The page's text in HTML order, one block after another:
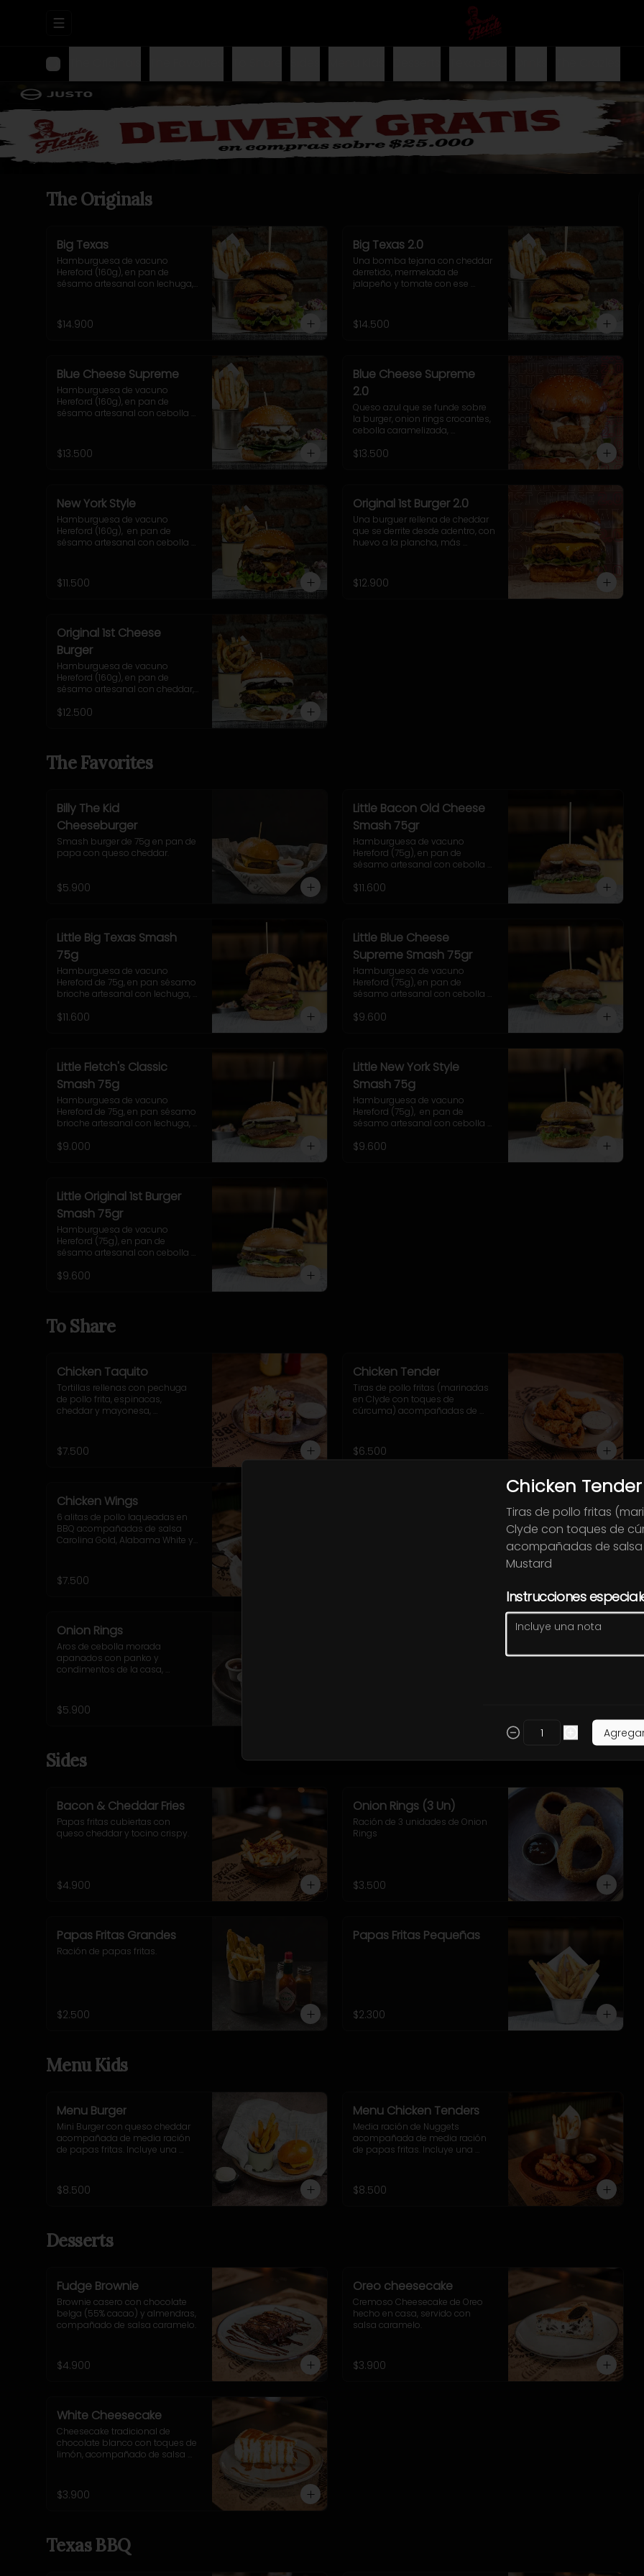
Abrir menu de navegación
The Originals
Big Texas
Hamburguesa de vacuno
Hereford (160g), en pan de
sésamo artesanal con lechuga,
Incluye acompañamiento a
elección.
$14.900
Big Texas 2.0
Una bomba tejana con cheddar
derretido, mermelada de
jalapeño y tomate con ese
salsa cheddar, lechuga crocante
y nuestra poderosa sriracha
$14.500
Blue Cheese Supreme
Hamburguesa de vacuno
Hereford (160g), en pan de
sésamo artesanal con cebolla
queso azul. Incluye
acompañamiento a elección.
$13.500
Blue Cheese Supreme
2.0
Queso azul que se funde sobre
la burger, onion rings crocantes,
cebolla caramelizada,
espinaca fresca y una cremosa
$13.500
New York Style
Hamburguesa de vacuno
Hereford (160g),  en pan de
sésamo artesanal con cebolla
Incluye acompañamiento a
elección.
$11.500
Original 1st Burger 2.0
Una burguer rellena de cheddar
que se derrite desde adentro, con
huevo a la plancha, más
crujientes, rúcula fresca y
nuestra adictiva salsa Fletch.
$12.900
Original 1st Cheese
Burger
Hamburguesa de vacuno
Hereford (160g), en pan de
sésamo artesanal con cheddar,
pepinillo, rúcula y mostaza
$12.500
The Favorites
Billy The Kid
Cheeseburger
Smash burger de 75g en pan de
papa con queso cheddar.
$5.900
Little Bacon Old Cheese
Smash 75gr
Hamburguesa de vacuno
Hereford (75g), en pan de
sésamo artesanal con cebolla
Gruyere, lechuga y salsa casera
$11.600
Little Big Texas Smash
75g
Hamburguesa de vacuno
Hereford de 75g, en pan sésamo
brioche artesanal con lechuga,
queso cheddar, tocino y salsa
$11.600
Little Blue Cheese
Supreme Smash 75gr
Hamburguesa de vacuno
Hereford (75g), en pan de
sésamo artesanal con cebolla
de espinaca y salsa casera de
$9.600
Little Fletch's Classic
Smash 75g
Hamburguesa de vacuno
Hereford de 75g, en pan sésamo
brioche artesanal con lechuga,
pepinillo y salsa casera Uncle
$9.000
Little New York Style
Smash 75g
Hamburguesa de vacuno
Hereford (75g),  en pan de
sésamo artesanal con cebolla
tomate, pepinillo, salsa New York.
$9.600
Little Original 1st Burger
Smash 75gr
Hamburguesa de vacuno
Hereford (75g), en pan de
sésamo artesanal con cebolla
Gruyere, lechuga y salsa casera
$9.600
To Share
Chicken Taquito
Tortillas rellenas con pechuga
de pollo frita, espinacas,
cheddar y mayonesa,
$7.500
Chicken Tender
Tiras de pollo fritas (marinadas
en Clyde con toques de
cúrcuma) acompañadas de
$6.500
Chicken Wings
6 alitas de pollo laqueadas en
BBQ acompañadas de salsa
Carolina Gold, Alabama White y
$7.500
Onion Rings
Aros de cebolla morada
apanados con panko y
condimentos de la casa,
$5.900
Sides
Bacon & Cheddar Fries
Papas fritas cubiertas con
queso cheddar y tocino crispy.
$4.900
Onion Rings (3 Un)
Ración de 3 unidades de Onion
Rings
$3.500
Papas Fritas Grandes
Ración de papas fritas.
$2.500
Papas Fritas Pequeñas
$2.300
Menu Kids
Menu Burger
Mini Burger con queso cheddar
acompañada de media ración
de papas fritas. Incluye una
$8.500
Menu Chicken Tenders
Media ración de Nuggets
acompañada de media ración
de papas fritas. Incluye una
$8.500
Desserts
Fudge Brownie
Brownie casero con chocolate
belga (55% cacao) y almendras,
compañado de salsa caramelo.
$4.900
Oreo cheesecake
Cremoso Cheesecake de Oreo
hecho en casa, servido con
salsa caramelo.
$3.900
White Cheesecake
Cheesecake tradicional de
chocolate blanco con toques de
limón, acompañado de salsa
$3.900
Texas BBQ
Chicken Tender
Tiras de pollo fritas
Clyde con toques de
acompañadas de salsa
Mustard
Instrucciones